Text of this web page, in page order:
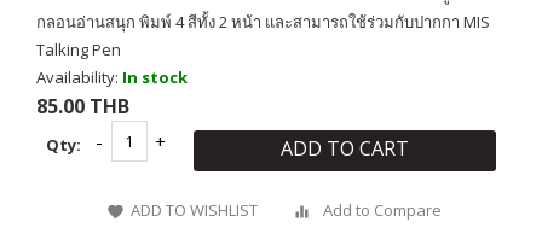
กลอนอ่านสนุก พิมพ์ 4 สีทั้ง 2 หน้า และสามารถใช้ร่วมกับปากกา MIS
Talking Pen
Availability: In stock
85.00 THB
Qty: ADD TO CART
ADD TO WISHLIST Add to Compare